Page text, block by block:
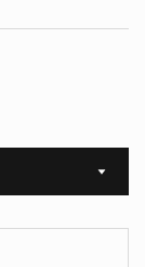
Sort